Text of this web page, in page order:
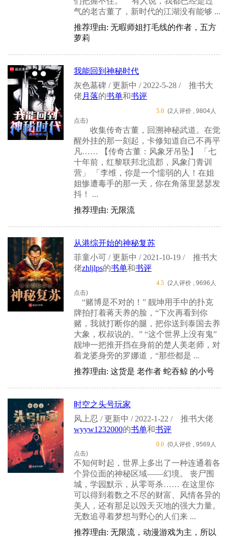
气的老古董了，新时代的江湖没有能够 ...
推荐理由: 无暇师姐打毛线的作者，五方
萝莉
我能回到神秘时代
灰色墓碑 / 更新中 / 2022-5-28 /
推书大
佬月落的书单和书评
5.0 (2人评价 , 9804人
点击)
收集传奇古董，回溯神秘武道。在觉
醒外挂的那一刻起，卡修知道自己不再平
凡…… 【传奇古董：风象牙吊坠】 「七
十年前，红黎联邦北流郡，风象门青训
营」 「李维，你是一个懦弱的人！在姐
姐惨遭毒手的那一天，你在角落里瑟瑟发
抖！ ...
推荐理由: 无限流
从港综开始的神秘复苏
菲童小可 / 更新中 / 2021-10-19 /
推书大
佬zhljlps的书单和书评
4.5 (2人评价 , 9696人
点击)
“赌博是不对的！” 靓坤用手中的扑克
牌拍打着蒋天养的脸，“下次再看到你
赌，我就打断你的腿，把你送到泰国去养
大象，权叔说的。” “这个世界上没有鬼”
靓坤一把推开挡在身前的楚人美老师，对
着龙婆身旁的罗娜道，“那些都是 ...
推荐理由: 这货是 老作者 蛇吞鲸 的小号
时空之头号玩家
风上忍 / 更新中 / 2022-1-22 /
推书大佬
wyyw1232000的书单和书评
0.0 (0人评价 , 9569人
点击)
不知何时起，世界上多出了一种连通着各
个异位面的神秘区域——幻境。 丧尸围
城，学园默示，从零哥杀…… 在这里你
可以得到着数之不尽的财富、风情各异的
美人，还有那足以毁天灭地的强大力量。
无数追寻着梦想与野心的人们来 ...
推荐理由: 无限流，动漫游戏为主，所以